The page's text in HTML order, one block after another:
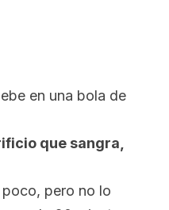
en una bola de
que sangra,
pero no lo